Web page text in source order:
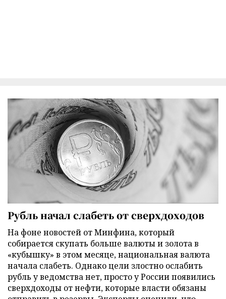
Рубль начал слабеть от сверхдоходов
На фоне новостей от Минфина, который
собирается скупать больше валюты и золота в
«кубышку» в этом месяце, национальная валюта
начала слабеть. Однако цели злостно ослабить
рубль у ведомства нет, просто у России появились
сверхдоходы от нефти, которые власти обязаны